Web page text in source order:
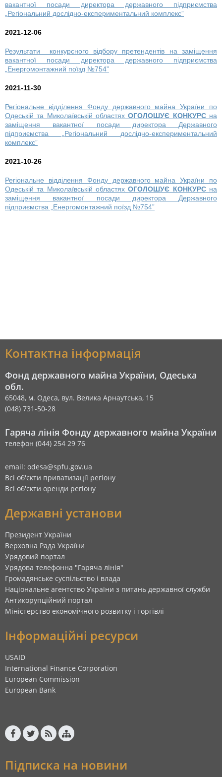
вакантної посади директора державного підприємства
„Регіональний дослідно-експериментальний комплекс”
2021-12-06
Результати конкурсного відбору претендентів на заміщення
вакантної посади директора державного підприємства
„Енергомонтажний поїзд №754”
2021-11-30
Регіональне відділення Фонду державного майна України по
Одеській та Миколаївській областяхОГОЛОШУЄ КОНКУРСна
заміщення вакантної посади директора Державного
підприємства „Регіональний дослідно-експериментальний
комплекс”
2021-10-26
Регіональне відділення Фонду державного майна України по
Одеській та Миколаївській областяхОГОЛОШУЄ КОНКУРСна
заміщення вакантної посади директора Державного
підприємства „Енергомонтажний поїзд №754”
Контактна інформація
Фонд державного майна України, Одеська
обл.
65048, м. Одеса, вул. Велика Арнаутська, 15
(048) 731-50-28
Гаряча лінія Фонду державного майна України
телефон (044) 254 29 76
email: odesa@spfu.gov.ua
Всі об'єкти приватизації регіону
Всі об'єкти оренди регіону
Державні установи
Президент України
Верховна Рада України
Урядовий портал
Урядова телефонна "Гаряча лінія"
Громадянське суспільство і влада
Національне агентство України з питань державної служби
Антикорупційний портал
Міністерство економічного розвитку і торгівлі
Інформаційні ресурси
USAID
International Finance Corporation
European Commission
European Bank
Підписка на новини